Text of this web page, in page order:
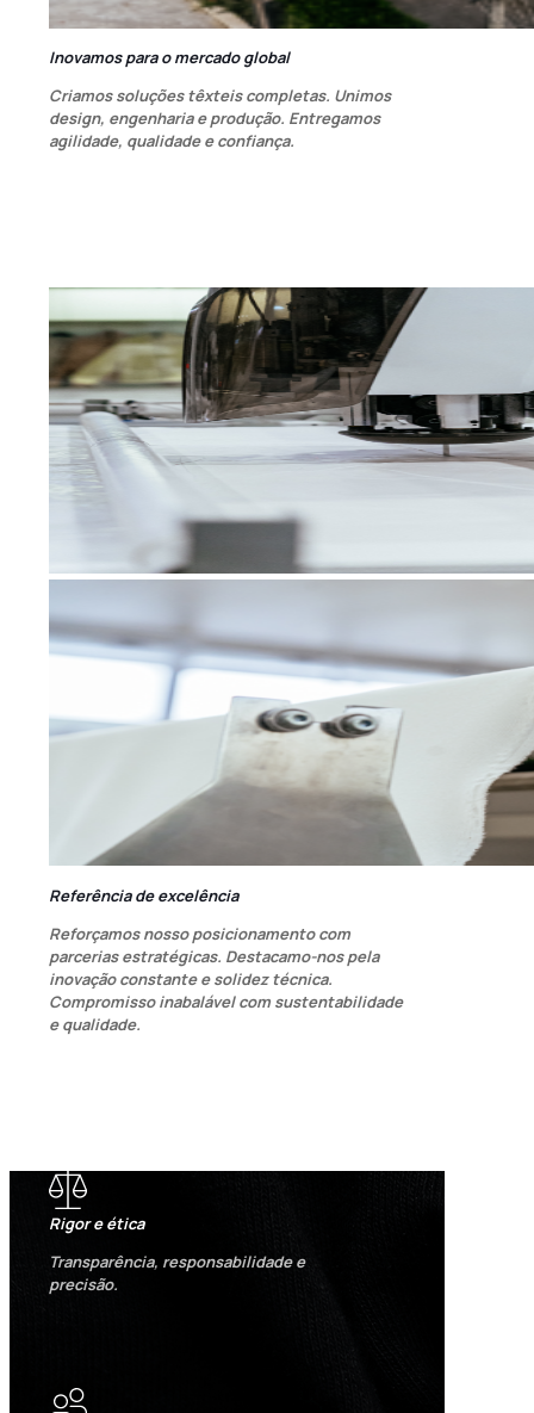
Inovamos para o mercado global
Criamos soluções têxteis completas. Unimos
design, engenharia e produção. Entregamos
agilidade, qualidade e confiança.
Referência de excelência
Reforçamos nosso posicionamento com
parcerias estratégicas. Destacamo-nos pela
inovação constante e solidez técnica.
Compromisso inabalável com sustentabilidade
e qualidade.
Rigor e ética
Transparência, responsabilidade e
precisão.